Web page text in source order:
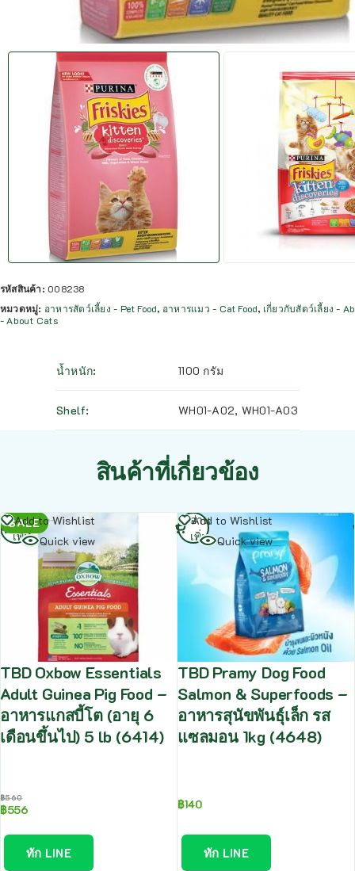
รหัสสินค้า: 008238
หมวดหมู่: อาหารสัตว์เลี้ยง - Pet Food, อาหารแมว - Cat Food, เกี่ยวกับสัตว์เลี้ยง -
- About Cats
น้ำหนัก 1100 กรัม
Shelf WH01-A02, WH01-A03
สินค้าที่เกี่ยวข้อง
SALE
Add to Wishlist
Quick view
TBD Oxbow Essentials
Adult Guinea Pig Food –
อาหารแกสบี้โต (อายุ 6
เดือนขึ้นไป) 5 lb (6414)
฿560
฿556
ทัก LINE
อ่าน
เพิ่ม
Add to Wishlist
Quick view
TBD Pramy Dog Food
Salmon & Superfoods –
อาหารสุนัขพันธุ์เล็ก รส
แซลมอน 1kg (4648)
฿140
ทัก LINE
อ่าน
เพิ่ม